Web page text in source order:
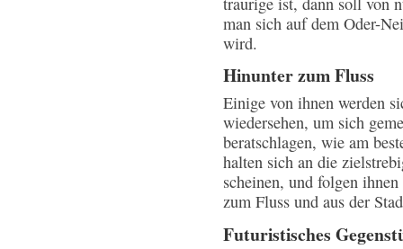
man sich auf dem Oder-
wird.
Hinunter zum Fluss
Einige von ihnen werden
wiedersehen, um sich
beratschlagen, wie am
halten sich an die
scheinen, und folgen
zum Fluss und aus der
Futuristisches